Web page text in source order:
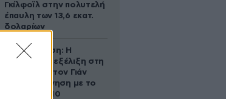
Γκίλφοϊλ στην πολυτελή
έπαυλη των 13,6 εκατ.
δολαρίων
Αθηνά Ωνάση: Η
απρόσμενη εξέλιξη στη
διαμάχη με τον Γιάν
Τοπς – Η κίνηση με το
άλογο των 10